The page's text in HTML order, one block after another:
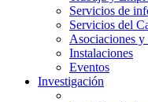
Servicios de
Servicios del
Asociaciones y
Instalaciones
Eventos
Investigación